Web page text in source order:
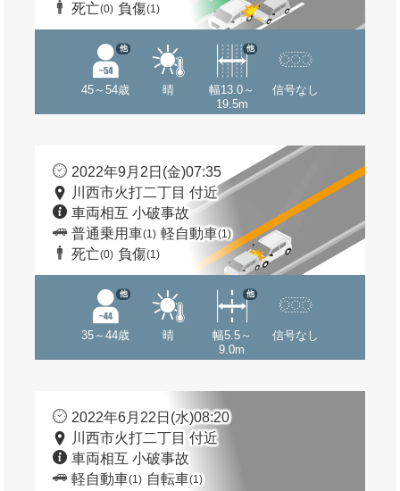
死亡(0) 負傷(1)
45～54歳
他
晴
幅13.0～
19.5m
他
信号なし
2022年9月2日(金)07:35
川西市火打二丁目 付近
車両相互 小破事故
普通乗用車(1) 軽自動車(1)
死亡(0) 負傷(1)
35～44歳
他
晴
幅5.5～
9.0m
他
信号なし
2022年6月22日(水)08:20
川西市火打二丁目 付近
車両相互 小破事故
軽自動車(1) 自転車(1)